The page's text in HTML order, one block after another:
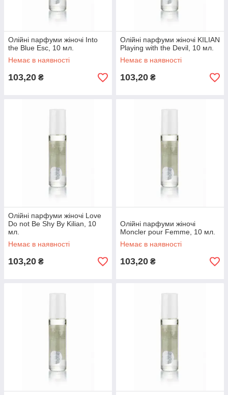
Олійні парфуми жіночі Into
the Blue Esc, 10 мл.
Немає в наявності
103,20 ₴
Олійні парфуми жіночі KILIAN
Playing with the Devil, 10 мл.
Немає в наявності
103,20 ₴
Олійні парфуми жіночі Love
Do not Be Shy By Kilian, 10
мл.
Немає в наявності
103,20 ₴
Олійні парфуми жіночі
Moncler pour Femme, 10 мл.
Немає в наявності
103,20 ₴